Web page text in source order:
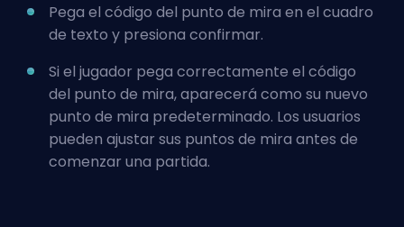
Pega el código del punto de mira en el cuadro
de texto y presiona confirmar.
Si el jugador pega correctamente el código
del punto de mira, aparecerá como su nuevo
punto de mira predeterminado. Los usuarios
pueden ajustar sus puntos de mira antes de
comenzar una partida.